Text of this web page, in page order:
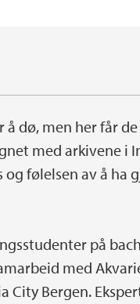
dø, men her får
med arkivene i
følelsen av å ha
på
med
Bergen.